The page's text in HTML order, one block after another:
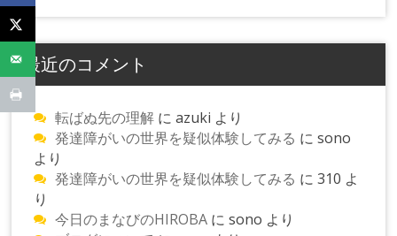
最近のコメント
転ばぬ先の理解 にazuki より
発達障がいの世界を疑似体験してみる にsono
より
発達障がいの世界を疑似体験してみる に310 よ
り
今日のまなびのHIROBA にsono より